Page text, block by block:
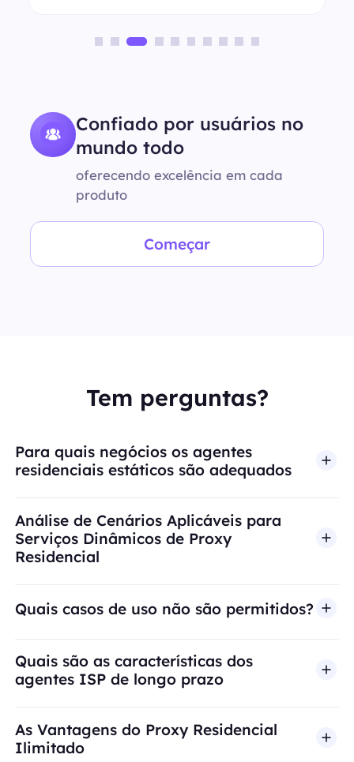
Confiado por usuários no
mundo todo
oferecendo excelência em cada
produto
Começar
Tem perguntas?
Para quais negócios os agentes
residenciais estáticos são adequados
Análise de Cenários Aplicáveis para
Serviços Dinâmicos de Proxy
Residencial
Quais casos de uso não são permitidos?
A BestProxy não oferece suporte a fraude,
Quais são as características dos
agentes ISP de longo prazo
As Vantagens do Proxy Residencial
Ilimitado